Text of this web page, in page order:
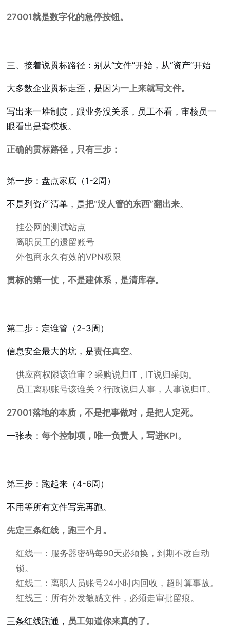
27001就是数字化的急停按钮。
三、接着说贯标路径：别从“文件”开始，从“资产”开始
大多数企业贯标走歪，是因为一上来就写文件。
写出来一堆制度，跟业务没关系，员工不看，审核员一
眼看出是套模板。
正确的贯标路径，只有三步：
第一步：盘点家底（1-2周）
不是列资产清单，是把“没人管的东西”翻出来。
挂公网的测试站点
离职员工的遗留账号
外包商永久有效的VPN权限
贯标的第一仗，不是建体系，是清库存。
第二步：定谁管（2-3周）
信息安全最大的坑，是责任真空。
供应商权限该谁审？采购说归IT，IT说归采购。
员工离职账号该谁关？行政说归人事，人事说归IT。
27001落地的本质，不是把事做对，是把人定死。
一张表：每个控制项，唯一负责人，写进KPI。
第三步：跑起来（4-6周）
不用等所有文件写完再跑。
先定三条红线，跑三个月。
红线一：服务器密码每90天必须换，到期不改自动
锁。
红线二：离职人员账号24小时内回收，超时算事故。
红线三：所有外发敏感文件，必须走审批留痕。
三条红线跑通， 员工知道你来真的了 。